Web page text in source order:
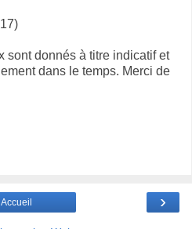
sont donnés à titre indicatif et
dans le temps. Merci de
›
Accueil